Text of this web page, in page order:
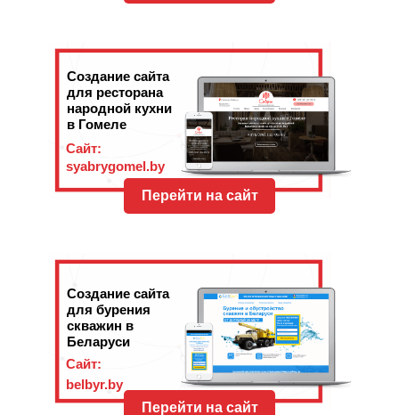
Создание сайта
для бурения
скважин в
Беларуси
Перейти на сайт
Сайт:
belbyr.by
Создание сайта
для ресторана
народной кухни
в Гомеле
Перейти на сайт
Сайт:
syabrygomel.by